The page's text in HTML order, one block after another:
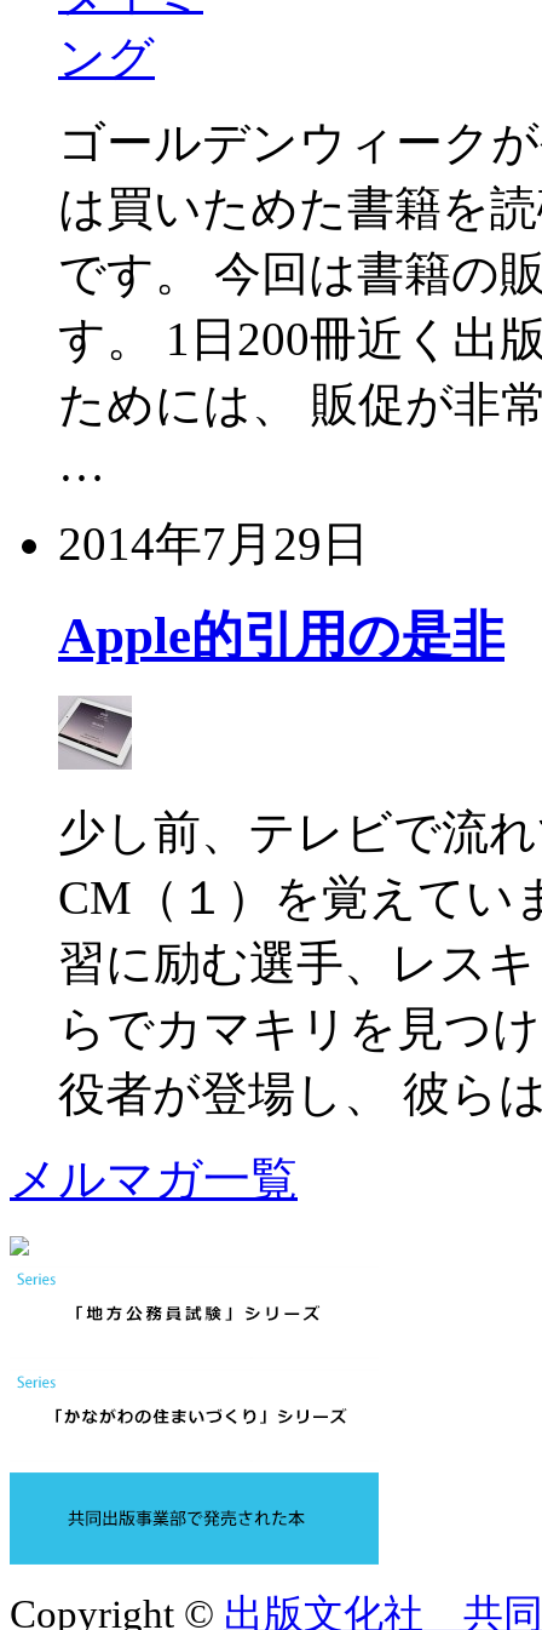
ゴールデンウィーク
は買いためた書籍を
です。 今回は書籍の
す。 1日200冊近く出
ためには、 販促が非
…
2014年7月29日
Apple的引用の是非
少し前、テレビで流
CM（１）を覚えてい
習に励む選手、レス
らでカマキリを見つ
役者が登場し、 彼ら
メルマガ一覧
Copyright © 出版文化社 共